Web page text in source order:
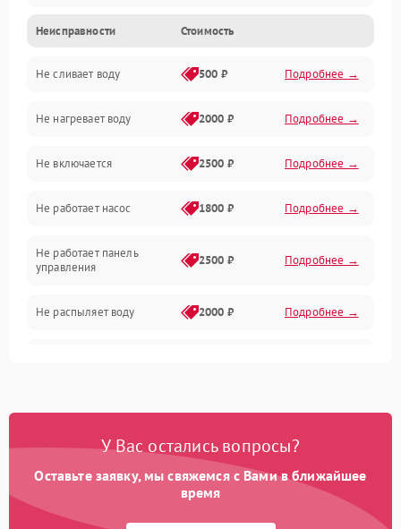
Управление
Электропитание
Датчики
Нагрев
Вода
Гигиена
Программное обеспечение
Неисправности Стоимость
Не сливает воду 500 ₽ Подробнее →
Не нагревает воду 2000 ₽ Подробнее →
Не включается 2500 ₽ Подробнее →
Не работает насос 1800 ₽ Подробнее →
Не работает панель
управления
2500 ₽ Подробнее →
Не распыляет воду 2000 ₽ Подробнее →
Проблемы с набором
Не работает сушилка 2100 ₽ Подробнее →
Сбои в работе таймера 1700 ₽
У Вас остались вопросы?
Оставьте заявку, мы свяжемся с Вами в ближайшее
время